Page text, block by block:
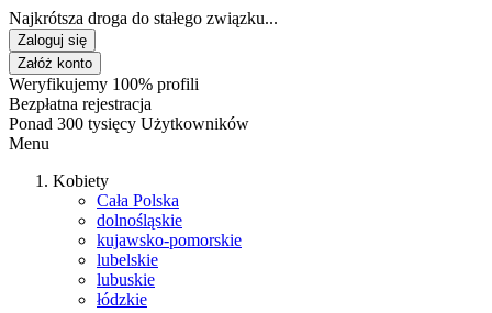
Najkrótsza droga do stałego związku...
Zaloguj się
Załóż konto
Weryfikujemy 100% profili
Bezpłatna rejestracja
Ponad 300 tysięcy Użytkowników
Menu
Kobiety
Cała Polska
dolnośląskie
kujawsko-pomorskie
lubelskie
lubuskie
łódzkie